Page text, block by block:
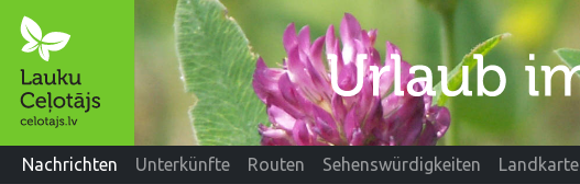
Nachrichten Unterkünfte Routen Sehenswürdigkeiten Landkarte